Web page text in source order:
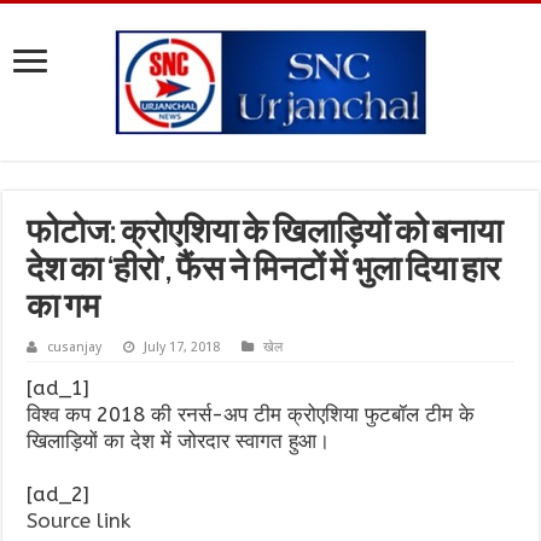
फोटोज: क्रोएशिया के खिलाड़ियों को बनाया
देश का ‘हीरो’, फैंस ने मिनटों में भुला दिया हार
का गम
cusanjay July 17, 2018 खेल
[ad_1]
विश्व कप 2018 की रनर्स-अप टीम क्रोएशिया फुटबॉल टीम के
खिलाड़ियों का देश में जोरदार स्वागत हुआ।
[ad_2]
Source link